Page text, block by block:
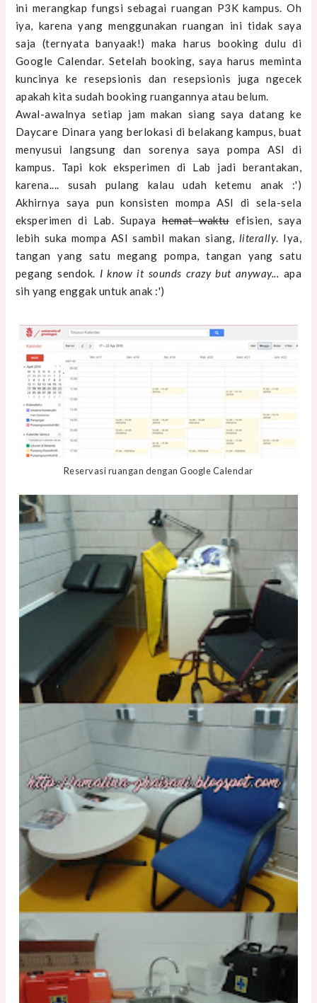
ini merangkap fungsi sebagai ruangan P3K kampus. Oh
iya, karena yang menggunakan ruangan ini tidak saya
saja (ternyata banyaak!) maka harus booking dulu di
Google Calendar. Setelah booking, saya harus meminta
kuncinya ke resepsionis dan resepsionis juga ngecek
apakah kita sudah booking ruangannya atau belum.
Awal-awalnya setiap jam makan siang saya datang ke
Daycare Dinara yang berlokasi di belakang kampus, buat
menyusui langsung dan sorenya saya pompa ASI di
kampus. Tapi kok eksperimen di Lab jadi berantakan,
karena.... susah pulang kalau udah ketemu anak :')
Akhirnya saya pun konsisten mompa ASI di sela-sela
eksperimen di Lab. Supayahemat waktuefisien, saya
lebih suka mompa ASI sambil makan siang, literally. Iya,
tangan yang satu megang pompa, tangan yang satu
pegang sendok. I know it sounds crazy but anyway... apa
sih yang enggak untuk anak :')
Reservasi ruangan dengan Google Calendar